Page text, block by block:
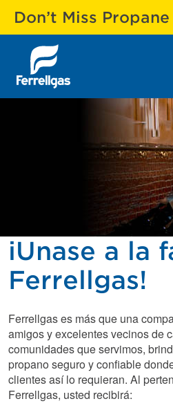
Don’t Miss
iUnase a la
Ferrellgas!
Ferrellgas es más que una
amigos y excelentes vecinos de
comunidades que servimos,
propano seguro y confiable
clientes así lo requieran. Al
Ferrellgas, usted recibirá: